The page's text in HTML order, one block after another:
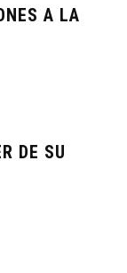
A LA
DE SU